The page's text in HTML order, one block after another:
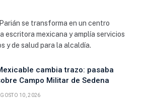
se transforma en un centro
escritora mexicana y amplía servicios
y de salud para la alcaldía.
cambia trazo: pasaba
Campo Militar de Sedena
10, 2026